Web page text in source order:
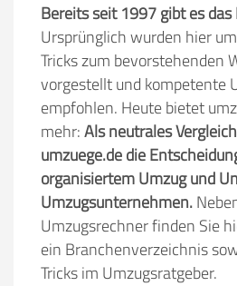
Bereits seit 1997 gibt es
Ursprünglich wurden hier
Tricks zum bevorstehenden
vorgestellt und kompetente
empfohlen. Heute bietet
mehr:Als neutrales
umzuege.de die
organisiertem Umzug und
Umzugsunternehmen.
Umzugsrechner finden Sie
ein Branchenverzeichnis
Tricks im Umzugsratgeber.